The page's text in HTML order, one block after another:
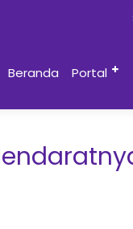
Beranda Portal